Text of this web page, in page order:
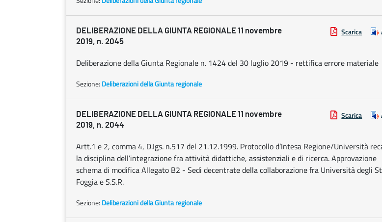
DELIBERAZIONE DELLA GIUNTA REGIONALE 11 novembre
2019, n. 2045
Scarica
Deliberazione della Giunta Regionale n. 1424 del 30 luglio 2019 - rettifica errore materiale
Sezione: Deliberazioni della Giunta regionale
DELIBERAZIONE DELLA GIUNTA REGIONALE 11 novembre
2019, n. 2044
Scarica
Artt.1 e 2, comma 4, D.Igs. n.517 del 21.12.1999. Protocollo d’Intesa Regione/Università
la disciplina dell’integrazione fra attività didattiche, assistenziali e di ricerca. Approvazione
schema di modifica Allegato B2 - Sedi decentrate della collaborazione fra Università degli
Foggia e S.S.R.
Sezione: Deliberazioni della Giunta regionale